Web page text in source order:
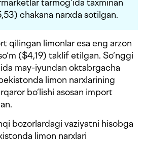
tarmog‘ida taxminan
chakana narxda sotilgan.
qilingan limonlar esa eng arzon
($4,19) taklif etilgan. So‘nggi
may-iyundan oktabrgacha
limon narxlarining
bo‘lishi asosan import
bozorlardagi vaziyatni hisobga
limon narxlari